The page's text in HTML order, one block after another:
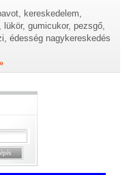
kereskedelem,
gumicukor, pezsgő,
édesség nagykereskedés